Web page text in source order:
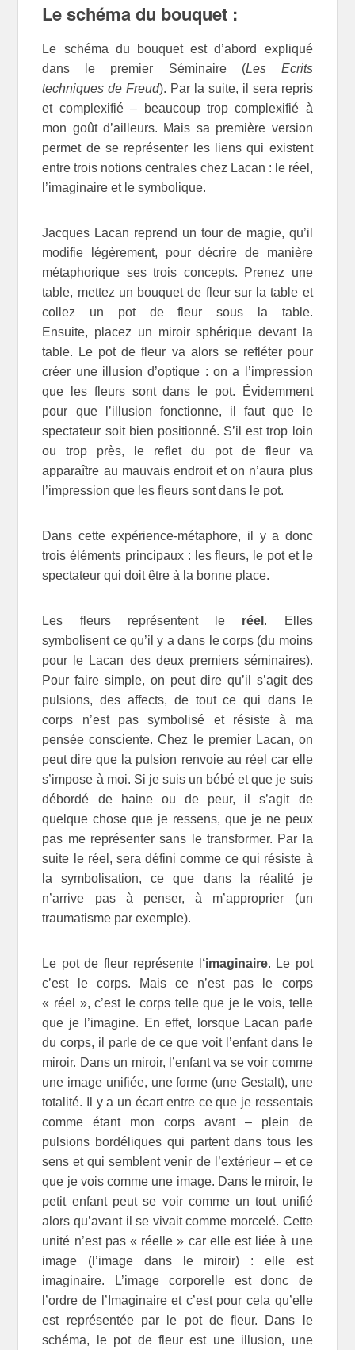
Le schéma du bouquet :
Le schéma du bouquet est d’abord expliqué
dans le premier Séminaire (Les Ecrits
techniques de Freud). Par la suite, il sera repris
et complexifié – beaucoup trop complexifié à
mon goût d’ailleurs. Mais sa première version
permet de se représenter les liens qui existent
entre trois notions centrales chez Lacan : le réel,
l’imaginaire et le symbolique.
Jacques Lacan reprend un tour de magie, qu’il
modifie légèrement, pour décrire de manière
métaphorique ses trois concepts. Prenez une
table, mettez un bouquet de fleur sur la table et
collez un pot de fleur sous la table.
Ensuite, placez un miroir sphérique devant la
table. Le pot de fleur va alors se refléter pour
créer une illusion d’optique : on a l’impression
que les fleurs sont dans le pot. Évidemment
pour que l’illusion fonctionne, il faut que le
spectateur soit bien positionné. S’il est trop loin
ou trop près, le reflet du pot de fleur va
apparaître au mauvais endroit et on n’aura plus
l’impression que les fleurs sont dans le pot.
Dans cette expérience-métaphore, il y a donc
trois éléments principaux : les fleurs, le pot et le
spectateur qui doit être à la bonne place.
Les fleurs représentent le réel . Elles
symbolisent ce qu’il y a dans le corps (du moins
pour le Lacan des deux premiers séminaires).
Pour faire simple, on peut dire qu’il s’agit des
pulsions, des affects, de tout ce qui dans le
corps n’est pas symbolisé et résiste à ma
pensée consciente. Chez le premier Lacan, on
peut dire que la pulsion renvoie au réel car elle
s’impose à moi. Si je suis un bébé et que je suis
débordé de haine ou de peur, il s’agit de
quelque chose que je ressens, que je ne peux
pas me représenter sans le transformer. Par la
suite le réel, sera défini comme ce qui résiste à
la symbolisation, ce que dans la réalité je
n’arrive pas à penser, à m’approprier (un
traumatisme par exemple).
Le pot de fleur représente l ‘imaginaire. Le pot
c’est le corps. Mais ce n’est pas le corps
« réel », c’est le corps telle que je le vois, telle
que je l’imagine. En effet, lorsque Lacan parle
du corps, il parle de ce que voit l’enfant dans le
miroir. Dans un miroir, l’enfant va se voir comme
une image unifiée, une forme (une Gestalt), une
totalité. Il y a un écart entre ce que je ressentais
comme étant mon corps avant – plein de
pulsions bordéliques qui partent dans tous les
sens et qui semblent venir de l’extérieur – et ce
que je vois comme une image. Dans le miroir, le
petit enfant peut se voir comme un tout unifié
alors qu’avant il se vivait comme morcelé. Cette
unité n’est pas « réelle » car elle est liée à une
image (l’image dans le miroir) : elle est
imaginaire. L’image corporelle est donc de
l’ordre de l’Imaginaire et c’est pour cela qu’elle
est représentée par le pot de fleur. Dans le
schéma, le pot de fleur est une illusion, une